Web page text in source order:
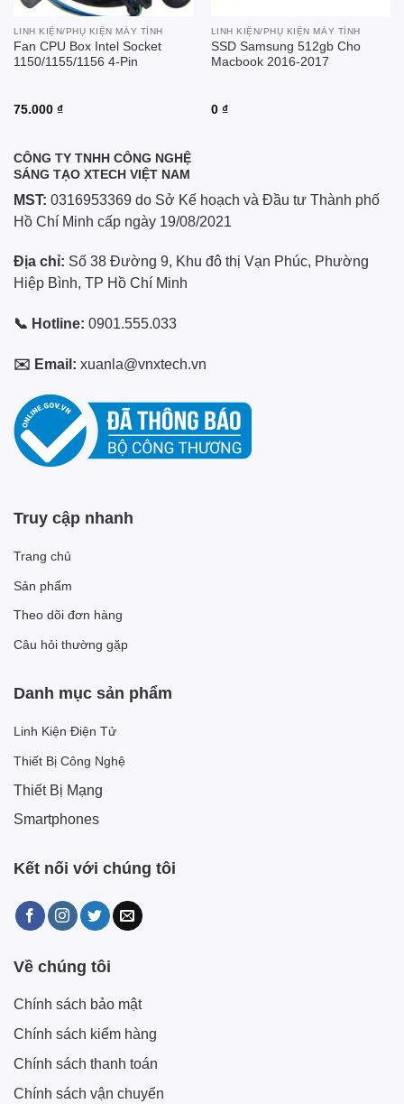
LINH KIỆN/PHỤ KIỆN MÁY TÍNH
Fan CPU Box Intel Socket
1150/1155/1156 4-Pin
75.000 ₫
LINH KIỆN/PHỤ KIỆN MÁY TÍNH
SSD Samsung 512gb Cho
Macbook 2016-2017
0 ₫
CÔNG TY TNHH CÔNG NGHỆ
SÁNG TẠO XTECH VIỆT NAM
MST: 0316953369 do Sở Kế hoạch và Đầu tư Thành phố
Hồ Chí Minh cấp ngày 19/08/2021
Địa chỉ: Số 38 Đường 9, Khu đô thị Vạn Phúc, Phường
Hiệp Bình, TP Hồ Chí Minh
📞 Hotline: 0901.555.033
✉️ Email: xuanla@vnxtech.vn
Truy cập nhanh
Trang chủ
Sản phẩm
Theo dõi đơn hàng
Câu hỏi thường gặp
Danh mục sản phẩm
Linh Kiện Điện Tử
Thiết Bị Công Nghệ
Thiết Bị Mạng
Smartphones
Kết nối với chúng tôi
Về chúng tôi
Chính sách bảo mật
Chính sách kiểm hàng
Chính sách thanh toán
Chính sách vận chuyển